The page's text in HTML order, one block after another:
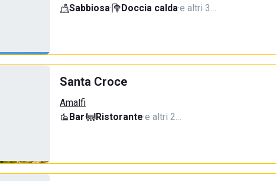
Sabbiosa· Doccia calda·e altri 3…
Santa Croce
Amalfi
Bar· Ristorante·e altri 2…